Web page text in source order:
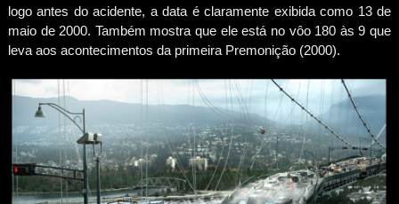
logo antes do acidente, a data é claramente exibida como 13 de
maio de 2000. Também mostra que ele está no vôo 180 às 9 que
leva aos acontecimentos da primeira Premonição (2000).